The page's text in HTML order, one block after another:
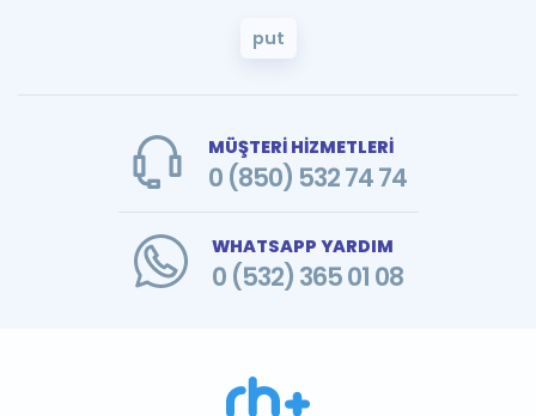
put
MÜŞTERİ HİZMETLERİ
0 (850) 532 74 74
WHATSAPP YARDIM
0 (532) 365 01 08